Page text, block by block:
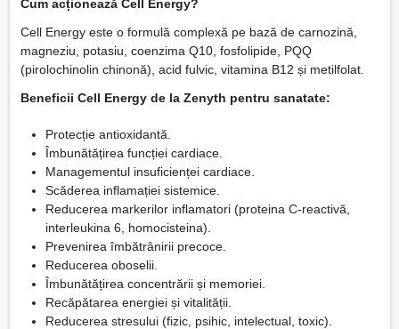
Cum acționează Cell Energy?
Cell Energy este o formulă complexă pe bază de carnozină,
magneziu, potasiu, coenzima Q10, fosfolipide, PQQ
(pirolochinolin chinonă), acid fulvic, vitamina B12 și metilfolat.
Beneficii Cell Energy de la Zenyth pentru sanatate:
Protecție antioxidantă.
Îmbunătățirea funcției cardiace.
Managementul insuficienței cardiace.
Scăderea inflamației sistemice.
Reducerea markerilor inflamatori (proteina C-reactivă,
interleukina 6, homocisteina).
Prevenirea îmbătrânirii precoce.
Reducerea oboselii.
Îmbunătățirea concentrării și memoriei.
Recăpătarea energiei și vitalității.
Reducerea stresului (fizic, psihic, intelectual, toxic).